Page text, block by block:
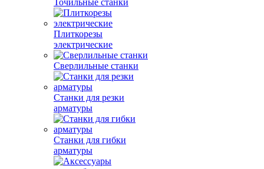
Точильные станки
Плиткорезы
электрические
Сверлильные станки
Станки для резки
арматуры
Станки для гибки
арматуры